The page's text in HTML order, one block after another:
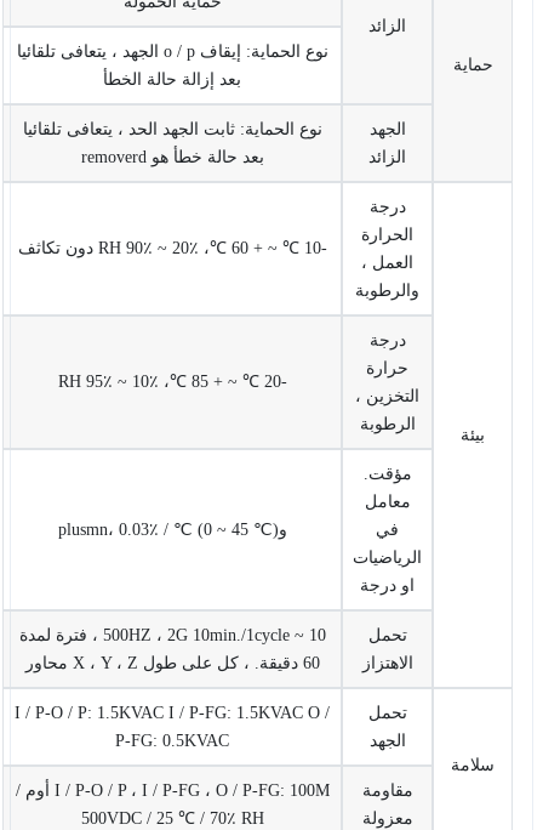
حماية
الزائد
نوع الحماية: إيقاف o / p الجهد ، يتعافى تلقائيا
بعد إزالة حالة الخطأ
الجهد
الزائد
نوع الحماية: ثابت الجهد الحد ، يتعافى تلقائيا
بعد حالة خطأ هو removerd
بيئة
درجة
الحرارة
العمل ،
والرطوبة
-10 ℃ ~ + 60 ℃، 20٪ ~ 90٪ RH دون تكاثف
درجة
حرارة
التخزين ،
الرطوبة
-20 ℃ ~ + 85 ℃، 10٪ ~ 95٪ RH
مؤقت.
معامل
في
الرياضيات
او درجة
وplusmn، 0.03٪ / ℃ (0 ~ 45 ℃)
تحمل
الاهتزاز
10 ~ 500HZ ، 2G 10min./1cycle ، فترة لمدة
60 دقيقة. ، كل على طول X ، Y ، Z محاور
سلامة
تحمل
الجهد
I / P-O / P: 1.5KVAC I / P-FG: 1.5KVAC O /
P-FG: 0.5KVAC
مقاومة
معزولة
I / P-O / P ، I / P-FG ، O / P-FG: 100M أوم /
500VDC / 25 ℃ / 70٪ RH